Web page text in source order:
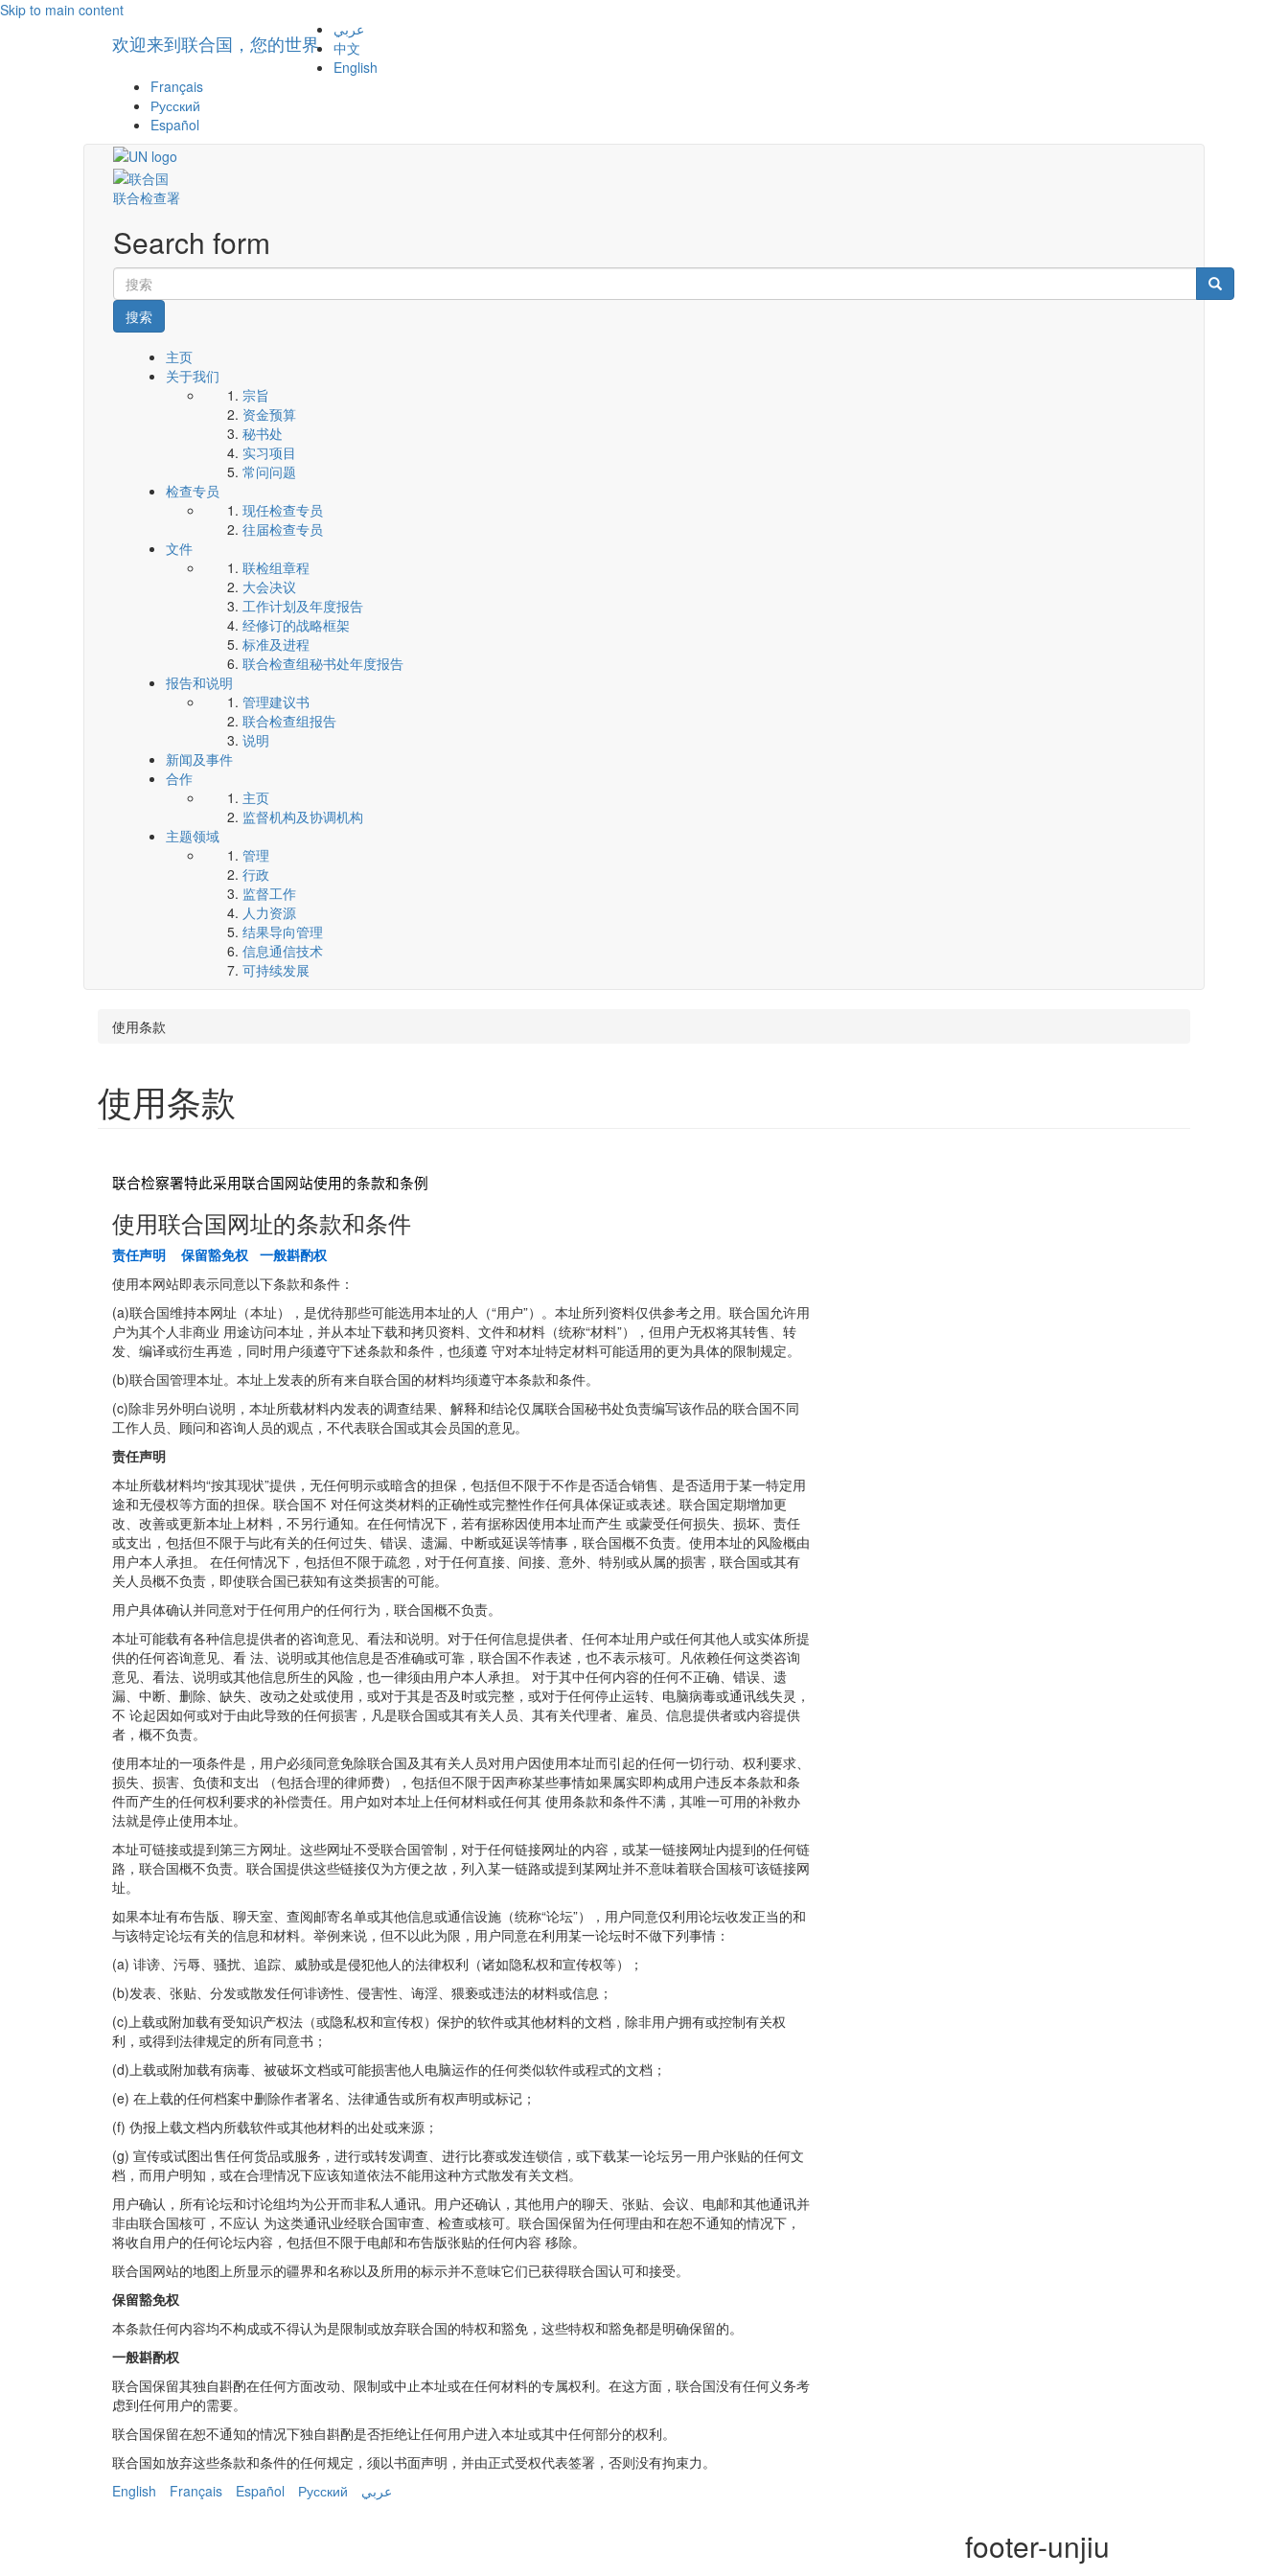
Skip to main content
欢迎来到联合国，您的世界
عربي
中文
English
Français
Русский
Español
联合检查署
Search form
搜索
主页
关于我们
宗旨
资金预算
秘书处
实习项目
常问问题
检查专员
现任检查专员
往届检查专员
文件
联检组章程
大会决议
工作计划及年度报告
经修订的战略框架
标准及进程
联合检查组秘书处年度报告
报告和说明
管理建议书
联合检查组报告
说明
新闻及事件
合作
主页
监督机构及协调机构
主题领域
管理
行政
监督工作
人力资源
结果导向管理
信息通信技术
可持续发展
使用条款
使用条款
联合检察署特此采用联合国网站使用的条款和条例
使用联合国网址的条款和条件
责任声明 保留豁免权
一般斟酌权
使用本网站即表示同意以下条款和条件：
(a)联合国维持本网址（本址），是优待那些可能选用本址的人（“用户”）。本址所列资料仅供参考之用。联合国允许用
户为其个人非商业 用途访问本址，并从本址下载和拷贝资料、文件和材料（统称“材料”），但用户无权将其转售、转
发、编译或衍生再造，同时用户须遵守下述条款和条件，也须遵 守对本址特定材料可能适用的更为具体的限制规定。
(b)联合国管理本址。本址上发表的所有来自联合国的材料均须遵守本条款和条件。
(c)除非另外明白说明，本址所载材料内发表的调查结果、解释和结论仅属联合国秘书处负责编写该作品的联合国不同
工作人员、顾问和咨询人员的观点，不代表联合国或其会员国的意见。
责任声明
本址所载材料均“按其现状”提供，无任何明示或暗含的担保，包括但不限于不作是否适合销售、是否适用于某一特定用
途和无侵权等方面的担保。联合国不 对任何这类材料的正确性或完整性作任何具体保证或表述。联合国定期增加更
改、改善或更新本址上材料，不另行通知。在任何情况下，若有据称因使用本址而产生 或蒙受任何损失、损坏、责任
或支出，包括但不限于与此有关的任何过失、错误、遗漏、中断或延误等情事，联合国概不负责。使用本址的风险概由
用户本人承担。 在任何情况下，包括但不限于疏忽，对于任何直接、间接、意外、特别或从属的损害，联合国或其有
关人员概不负责，即使联合国已获知有这类损害的可能。
用户具体确认并同意对于任何用户的任何行为，联合国概不负责。
本址可能载有各种信息提供者的咨询意见、看法和说明。对于任何信息提供者、任何本址用户或任何其他人或实体所提
供的任何咨询意见、看 法、说明或其他信息是否准确或可靠，联合国不作表述，也不表示核可。凡依赖任何这类咨询
意见、看法、说明或其他信息所生的风险，也一律须由用户本人承担。 对于其中任何内容的任何不正确、错误、遗
漏、中断、删除、缺失、改动之处或使用，或对于其是否及时或完整，或对于任何停止运转、电脑病毒或通讯线失灵，
不 论起因如何或对于由此导致的任何损害，凡是联合国或其有关人员、其有关代理者、雇员、信息提供者或内容提供
者，概不负责。
使用本址的一项条件是，用户必须同意免除联合国及其有关人员对用户因使用本址而引起的任何一切行动、权利要求、
损失、损害、负债和支出 （包括合理的律师费），包括但不限于因声称某些事情如果属实即构成用户违反本条款和条
件而产生的任何权利要求的补偿责任。用户如对本址上任何材料或任何其 使用条款和条件不满，其唯一可用的补救办
法就是停止使用本址。
本址可链接或提到第三方网址。这些网址不受联合国管制，对于任何链接网址的内容，或某一链接网址内提到的任何链
路，联合国概不负责。联合国提供这些链接仅为方便之故，列入某一链路或提到某网址并不意味着联合国核可该链接网
址。
如果本址有布告版、聊天室、查阅邮寄名单或其他信息或通信设施（统称“论坛”），用户同意仅利用论坛收发正当的和
与该特定论坛有关的信息和材料。举例来说，但不以此为限，用户同意在利用某一论坛时不做下列事情：
(a) 诽谤、污辱、骚扰、追踪、威胁或是侵犯他人的法律权利（诸如隐私权和宣传权等）；
(b)发表、张贴、分发或散发任何诽谤性、侵害性、诲淫、猥亵或违法的材料或信息；
(c)上载或附加载有受知识产权法（或隐私权和宣传权）保护的软件或其他材料的文档，除非用户拥有或控制有关权
利，或得到法律规定的所有同意书；
(d)上载或附加载有病毒、被破坏文档或可能损害他人电脑运作的任何类似软件或程式的文档；
(e) 在上载的任何档案中删除作者署名、法律通告或所有权声明或标记；
(f) 伪报上载文档内所载软件或其他材料的出处或来源；
(g) 宣传或试图出售任何货品或服务，进行或转发调查、进行比赛或发连锁信，或下载某一论坛另一用户张贴的任何文
档，而用户明知，或在合理情况下应该知道依法不能用这种方式散发有关文档。
用户确认，所有论坛和讨论组均为公开而非私人通讯。用户还确认，其他用户的聊天、张贴、会议、电邮和其他通讯并
非由联合国核可，不应认 为这类通讯业经联合国审查、检查或核可。联合国保留为任何理由和在恕不通知的情况下，
将收自用户的任何论坛内容，包括但不限于电邮和布告版张贴的任何内容 移除。
联合国网站的地图上所显示的疆界和名称以及所用的标示并不意味它们已获得联合国认可和接受。
保留豁免权
本条款任何内容均不构成或不得认为是限制或放弃联合国的特权和豁免，这些特权和豁免都是明确保留的。
一般斟酌权
联合国保留其独自斟酌在任何方面改动、限制或中止本址或在任何材料的专属权利。在这方面，联合国没有任何义务考
虑到任何用户的需要。
联合国保留在恕不通知的情况下独自斟酌是否拒绝让任何用户进入本址或其中任何部分的权利。
联合国如放弃这些条款和条件的任何规定，须以书面声明，并由正式受权代表签署，否则没有拘束力。
English
Français Español Русский عربي
footer-unjiu